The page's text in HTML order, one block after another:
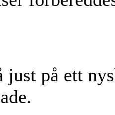
just på ett